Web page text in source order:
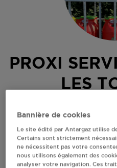
PROXI
LES
89630
Revendeur de
S'Y
Bannière de cookies
Le site édité par Antargaz utilise
Certains sont strictement
ne nécessitent pas votre
nous utilisons également des
analyser votre navigation. Ces